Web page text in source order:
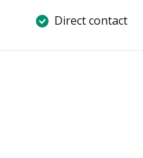
Direct contact